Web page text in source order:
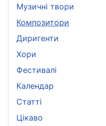
Музичні твори
Композитори
Диригенти
Хори
Фестивалі
Календар
Статті
Цікаво